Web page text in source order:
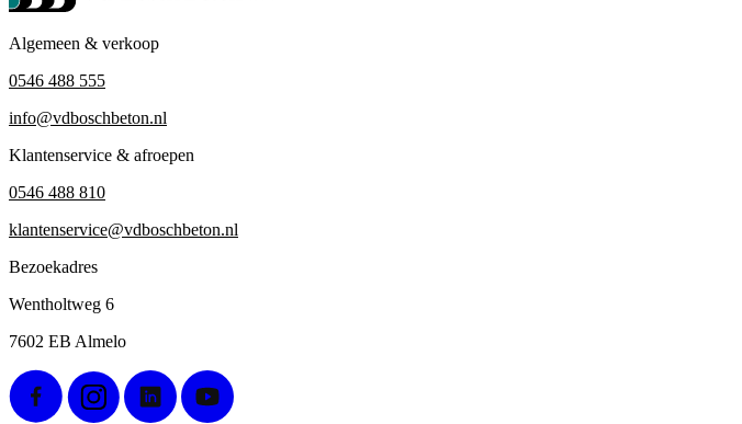
Algemeen & verkoop
0546 488 555
info@vdboschbeton.nl
Klantenservice & afroepen
0546 488 810
klantenservice@vdboschbeton.nl
Bezoekadres
Wentholtweg 6
7602 EB Almelo